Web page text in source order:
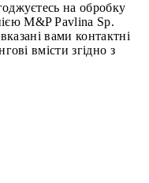
на обробку
M&P Pavlina Sp.
вами контактні
вмісти згідно з